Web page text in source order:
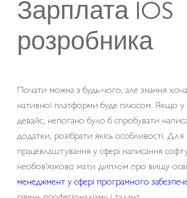
Зарплата IOS
розробника
Почати можна з будь-чого, але знання
нативної платформи буде плюсом. Якщо
девайс, непогано було б спробувати
додатки, розібрати якісь особливості. Для
працевлаштування у сфері написання
необов’язково мати диплом про вищу
менеджмент у сфері програмного